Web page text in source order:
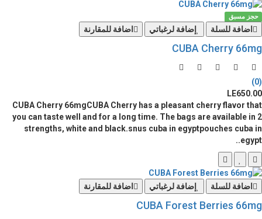
حجز مسبق
اضافة للسلة إضافة لرغباتي اضافة للمقارنة
CUBA Cherry 66mg
(0)
LE650.00
CUBA Cherry 66mgCUBA Cherry has a pleasant cherry flavor that
you can taste well and for a long time. The bags are available in 2
strengths, white and black.snus cuba in egyptpouches cuba in
egypt..
اضافة للسلة إضافة لرغباتي اضافة للمقارنة
CUBA Forest Berries 66mg